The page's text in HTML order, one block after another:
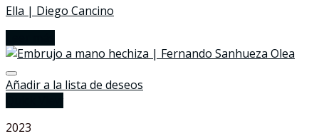
Ella | Diego Cancino
Añadir a la lista de deseos
2023